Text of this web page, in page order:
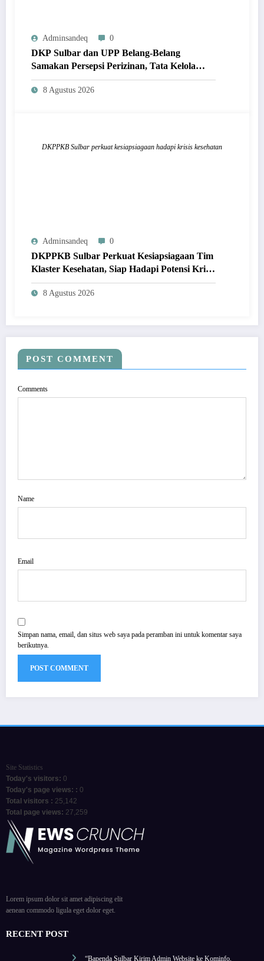
Adminsandeq 0
DKP Sulbar dan UPP Belang-Belang
Samakan Persepsi Perizinan, Tata Kelola
Ruang Laut Tertib dan Berkelanjutan
8 Agustus 2026
DKPPKB Sulbar perkuat kesiapsiagaan hadapi krisis kesehatan
Adminsandeq 0
DKPPKB Sulbar Perkuat Kesiapsiagaan Tim
Klaster Kesehatan, Siap Hadapi Potensi Krisis
Secara Cepat dan Tepat
8 Agustus 2026
POST COMMENT
Comments
Name
Email
Simpan nama, email, dan situs web saya pada peramban ini untuk komentar saya
berikutnya.
Site Statistics
Today's visitors: 0
Today's page views: : 0
Total visitors : 25,142
Total page views: 27,259
Lorem ipsum dolor sit amet adipiscing elit
aenean commodo ligula eget dolor eget.
RECENT POST
“Bapenda Sulbar Kirim Admin Website ke Kominfo,